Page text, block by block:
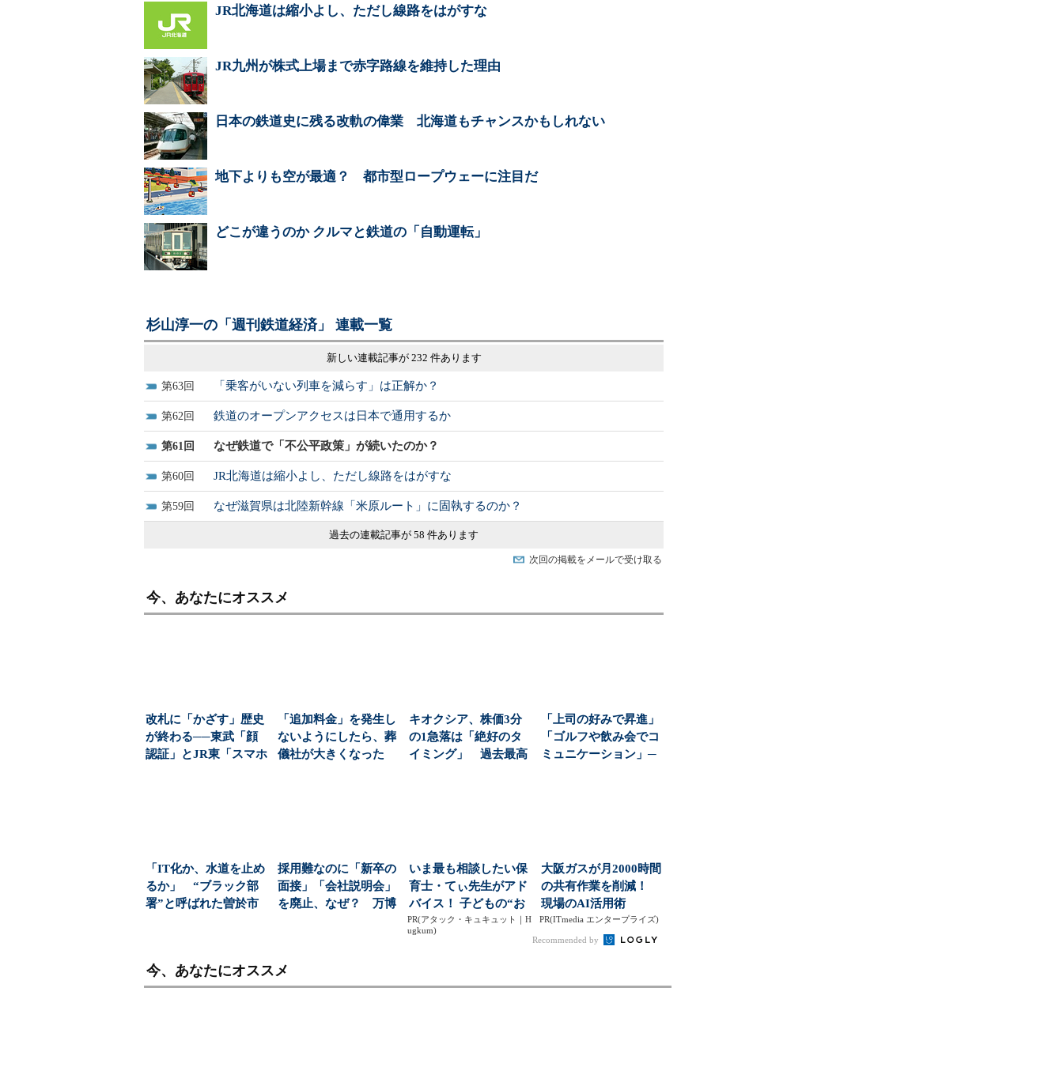
JR北海道は縮小よし、ただし線路をはがすな
JR九州が株式上場まで赤字路線を維持した理由
日本の鉄道史に残る改軌の偉業 北海道もチャンスかもしれない
地下よりも空が最適？ 都市型ロープウェーに注目だ
どこが違うのか クルマと鉄道の「自動運転」
杉山淳一の「週刊鉄道経済」 連載一覧
次回の掲載をメールで受け取る
新しい連載記事が 232 件あります
63 「乗客がいない列車を減らす」は正解か？
62 鉄道のオープンアクセスは日本で通用するか
61 なぜ鉄道で「不公平政策」が続いたのか？
60 JR北海道は縮小よし、ただし線路をはがすな
59 なぜ滋賀県は北陸新幹線「米原ルート」に固執するのか？
過去の連載記事が 58 件あります
今、あなたにオススメ
改札に「かざす」歴史
が終わる──東武「顔
認証」とJR東「スマホ
「追加料金」を発生し
ないようにしたら、葬
儀社が大きくなった
キオクシア、株価3分
の1急落は「絶好のタ
イミング」 過去最高
「上司の好みで昇進」
「ゴルフや飲み会でコ
ミュニケーション」─
「IT化か、水道を止め
るか」 “ブラック部
署”と呼ばれた曽於市
採用難なのに「新卒の
面接」「会社説明会」
を廃止、なぜ？ 万博
いま最も相談したい保
育士・てぃ先生がアド
バイス！ 子どもの“お
てつだい”に、どん...
PR(アタック・キュキュット｜H
ugkum)
大阪ガスが月2000時間
の共有作業を削減！
現場のAI活用術
PR(ITmedia エンタープライズ)
Recommended by
今、あなたにオススメ